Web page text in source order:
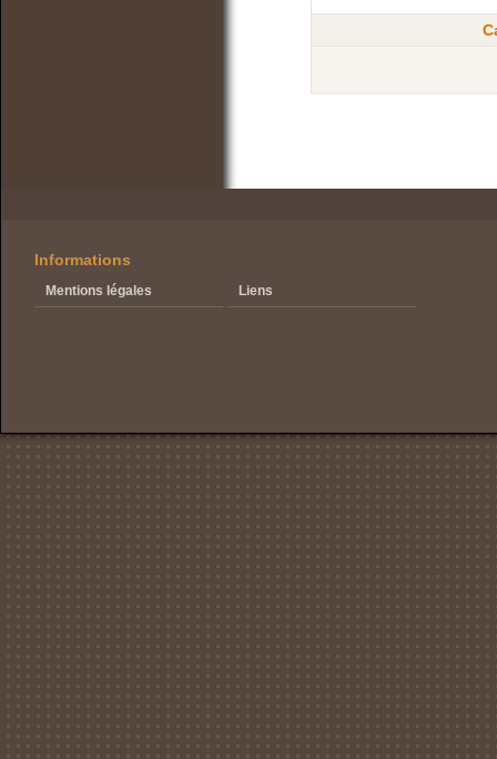
Informations
Mentions légales Liens